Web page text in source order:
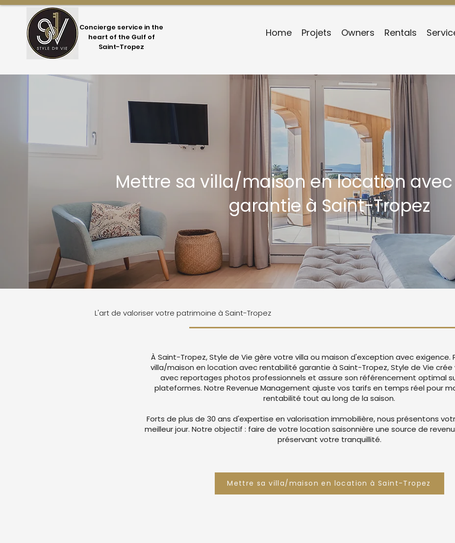
Concierge service in the
heart of the Gulf of
Saint-Tropez
Home Projets Owners Rentals
Mettre sa villa/maison en location
garantie à Saint-Tropez
L'art de valoriser votre patrimoine à Saint-Tropez
À Saint-Tropez, Style de Vie gère votre villa ou maison d'exception avec exigence.
villa/maison en location avec rentabilité garantie à Saint-Tropez, Style de Vie
avec reportages photos professionnels et assure son référencement optimal
plateformes. Notre Revenue Management ajuste vos tarifs en temps réel pour
rentabilité tout au long de la saison.
Forts de plus de 30 ans d'expertise en valorisation immobilière, nous présentons
meilleur jour. Notre objectif : faire de votre location saisonnière une source de
préservant votre tranquillité.
Mettre sa villa/maison en location à Saint-Tropez